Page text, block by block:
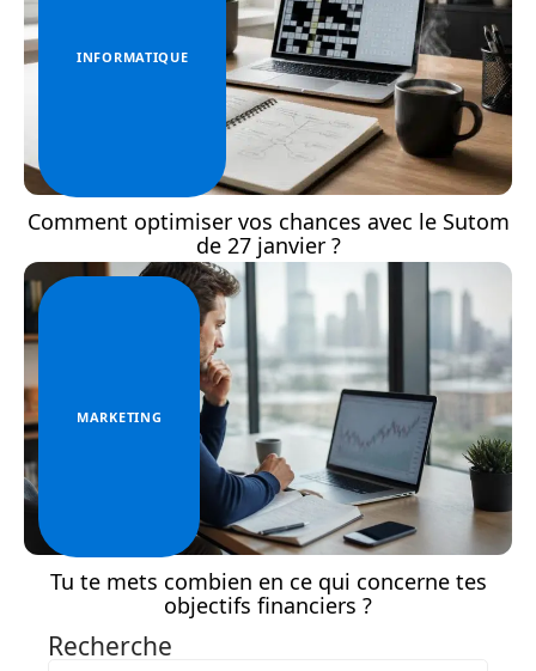
INFORMATIQUE
Comment optimiser vos chances avec le Sutom
de 27 janvier ?
MARKETING
Tu te mets combien en ce qui concerne tes
objectifs financiers ?
Recherche